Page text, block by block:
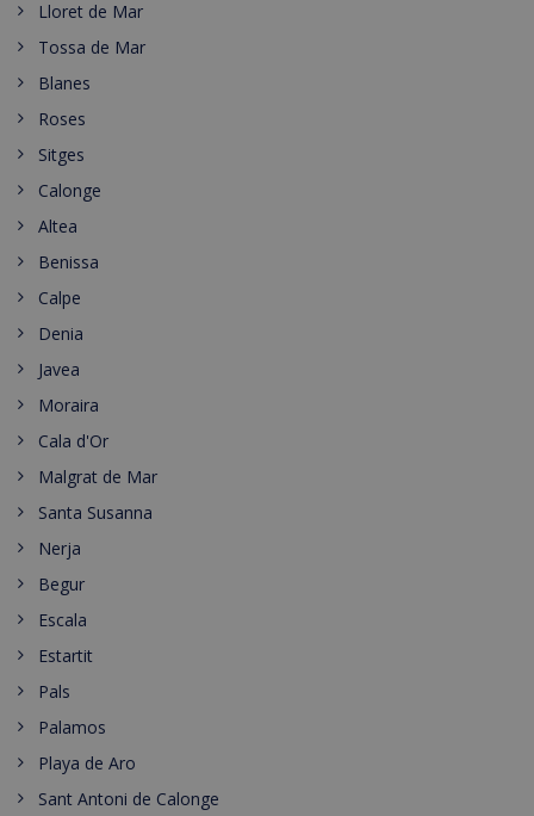
Lloret de Mar
Tossa de Mar
Blanes
Roses
Sitges
Calonge
Altea
Benissa
Calpe
Denia
Javea
Moraira
Cala d'Or
Malgrat de Mar
Santa Susanna
Nerja
Begur
Escala
Estartit
Pals
Palamos
Playa de Aro
Sant Antoni de Calonge